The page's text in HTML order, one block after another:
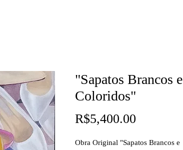
"Sapatos Brancos e
Coloridos"
R$5,400.00
Obra Original "Sapatos Brancos e